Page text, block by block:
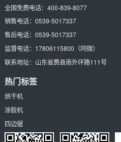
全国免费电话： 400-839-8077
销售电话： 0539-5017337
售后电话： 0539-5017337
监督电话： 17806115800（同微）
联系地址： 山东省费县南外环路111号
热门标签
烘干机
涂胶机
四边锯